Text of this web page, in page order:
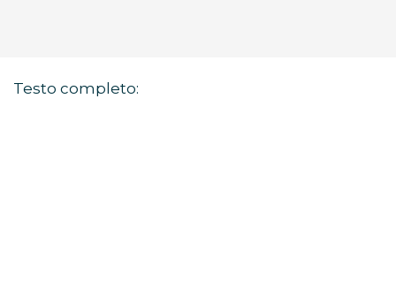
Testo completo: